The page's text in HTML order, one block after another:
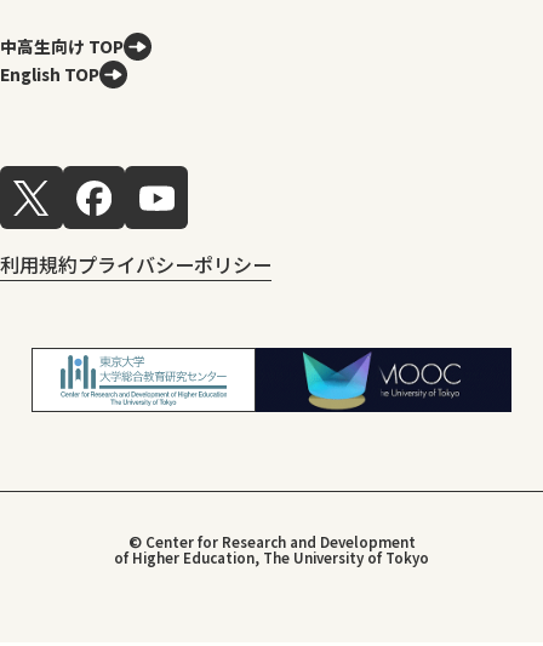
中高生向け TOP
English TOP
利用規約プライバシーポリシー
© Center for Research and Development
of Higher Education, The University of Tokyo